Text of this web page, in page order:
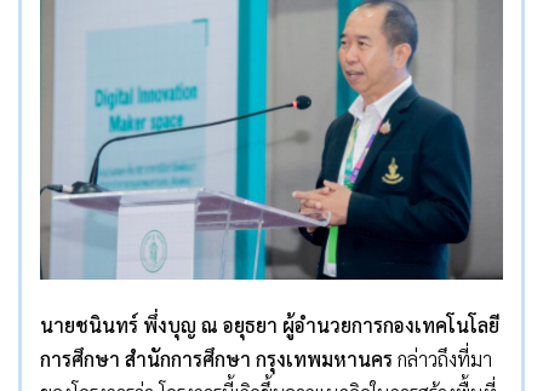
นายชนินทร์ พึ่งบุญ ณ อยุธยา ผู้อำนวยการกองเทคโนโลยี
การศึกษา สำนักการศึกษา กรุงเทพมหานครกล่าวถึงที่มา